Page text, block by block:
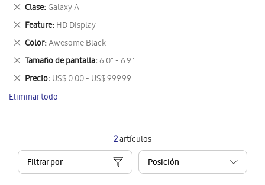
2artículos
Filtrar por
Clase Galaxy A
Eliminar
este
artículo
Feature HD Display
Eliminar
este
artículo
Color Awesome Black
Eliminar
este
artículo
Tamaño de pantalla 6.0" - 6.9"
Eliminar
este
artículo
Precio US$ 0.00 - US$ 999.99
Eliminar
este
artículo
Eliminar todo